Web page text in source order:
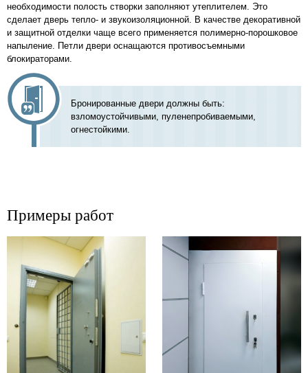
необходимости полость створки заполняют утеплителем. Это
сделает дверь тепло- и звукоизоляционной. В качестве декоративной
и защитной отделки чаще всего применяется полимерно-порошковое
напыление. Петли двери оснащаются противосъемными
блокираторами.
Бронированные двери должны быть:
взломоустойчивыми, пуленепробиваемыми,
огнестойкими.
Примеры работ